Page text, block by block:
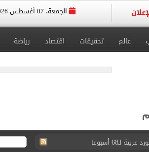
الجمعة، 07 أغسطس 2026
عالم تحقيقات اقتصاد رياضة
اعرف التحويلات